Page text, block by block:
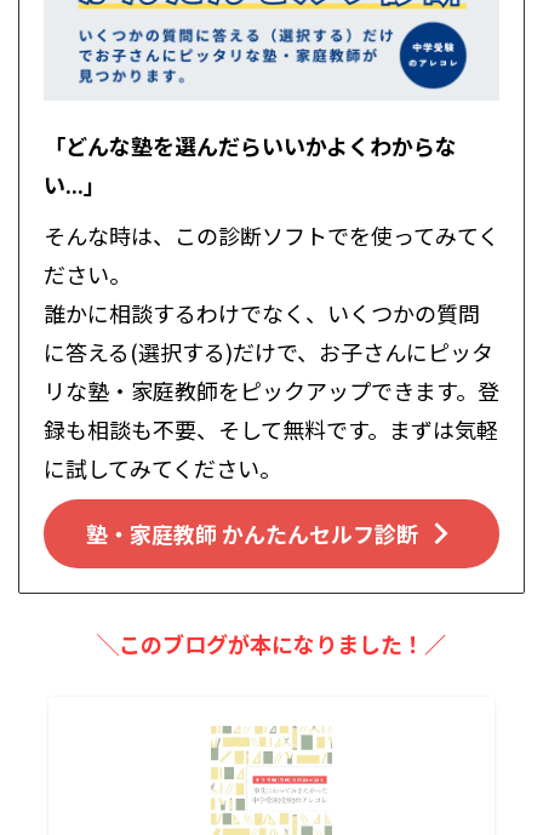
「どんな塾を選んだらいいかよくわからな
い...」
そんな時は、この診断ソフトでを使ってみてく
ださい。
誰かに相談するわけでなく、いくつかの質問
に答える(選択する)だけで、お子さんにピッタ
リな塾・家庭教師をピックアップできます。登
録も相談も不要、そして無料です。まずは気軽
に試してみてください。
塾・家庭教師 かんたんセルフ診断
╲このブログが本になりました！／